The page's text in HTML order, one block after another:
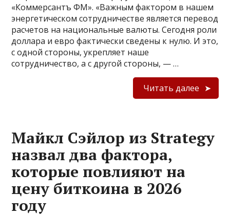
«Коммерсантъ ФМ». «Важным фактором в нашем
энергетическом сотрудничестве является перевод
расчетов на национальные валюты. Сегодня роли
доллара и евро фактически сведены к нулю. И это,
с одной стороны, укрепляет наше
сотрудничество, а с другой стороны, — …
Читать далее
Майкл Сэйлор из Strategy
назвал два фактора,
которые повлияют на
цену биткоина в 2026
году